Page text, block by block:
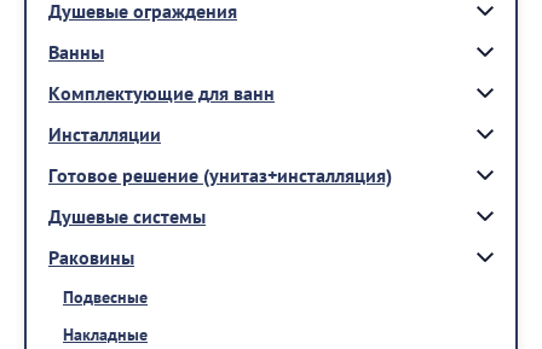
Душевые ограждения
Ванны
Комплектующие для ванн
Инсталляции
Готовое решение (унитаз+инсталляция)
Душевые системы
Раковины
Подвесные
Накладные